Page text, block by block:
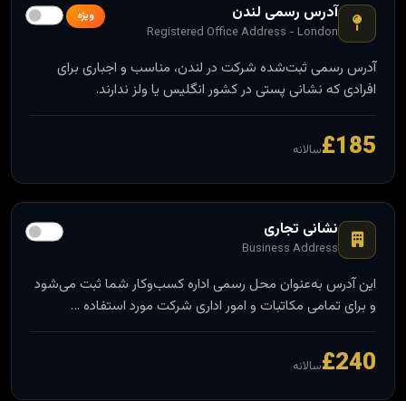
آدرس رسمی لندن
Registered Office Address - London
ویژه
آدرس رسمی ثبت‌شده شرکت در لندن، مناسب و اجباری برای
افرادی که نشانی پستی در کشور انگلیس یا ولز ندارند.
£185سالانه
نشانی تجاری
Business Address
این آدرس به‌عنوان محل رسمی اداره کسب‌وکار شما ثبت می‌شود
و برای تمامی مکاتبات و امور اداری شرکت مورد استفاده …
£240سالانه